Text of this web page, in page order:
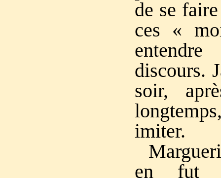
de se
ces «
discours.
soir,
imiter.
en fut